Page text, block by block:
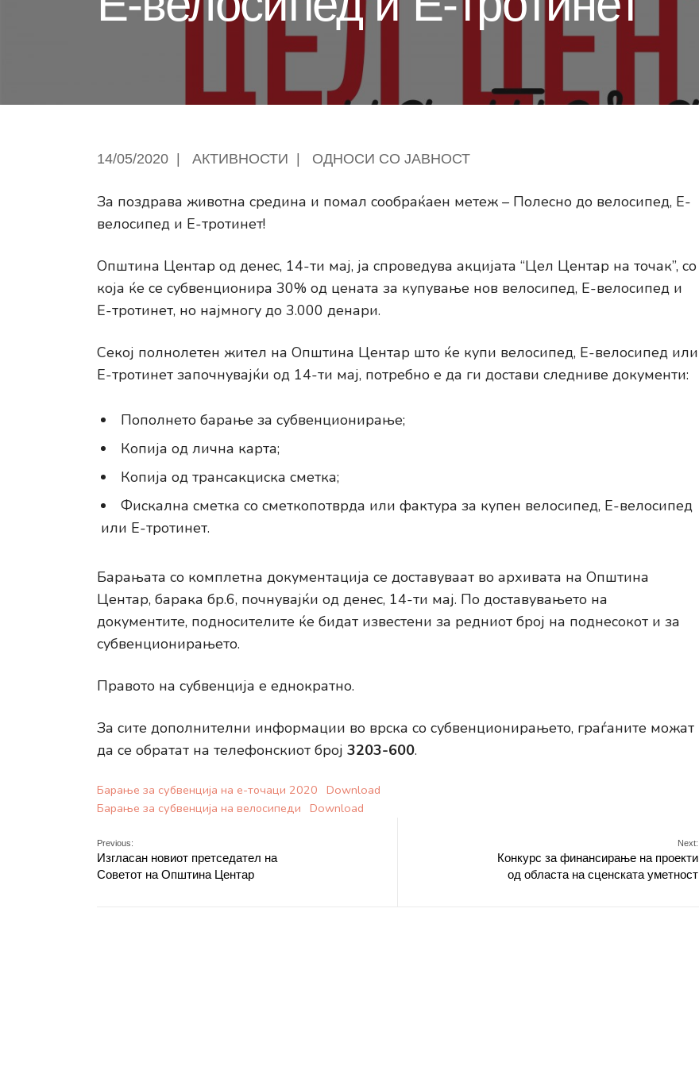
14/05/2020 АКТИВНОСТИ ОДНОСИ СО ЈАВНОСТ
За поздрава животна средина и помал сообраќаен метеж – Полесно до велосипед, Е-
велосипед и Е-тротинет!
Општина Центар од денес, 14-ти мај, ја спроведува акцијата “Цел Центар на точак”, со
која ќе се субвенционира 30% од цената за купување нов велосипед, Е-велосипед и
Е-тротинет, но најмногу до 3.000 денари.
Секој полнолетен жител на Општина Центар што ќе купи велосипед, Е-велосипед или
Е-тротинет започнувајќи од 14-ти мај, потребно е да ги достави следниве документи:
Пополнето барање за субвенционирање;
Копија од лична карта;
Копија од трансакциска сметка;
Фискална сметка со сметкопотврда или фактура за купен велосипед, Е-велосипед
или Е-тротинет.
Барањата со комплетна документација се доставуваат во архивата на Општина
Центар, барака бр.6, почнувајќи од денес, 14-ти мај. По доставувањето на
документите, подносителите ќе бидат известени за редниот број на поднесокот и за
субвенционирањето.
Правото на субвенција е еднократно.
За сите дополнителни информации во врска со субвенционирањето, граѓаните можат
да се обратат на телефонскиот број 3203-600.
Барање за субвенција на е-точаци 2020 Download
Барање за субвенција на велосипеди Download
Previous:
Изгласан новиот претседател на
Советот на Општина Центар
Next:
Конкурс за финансирање на проекти
од областа на сценската уметност